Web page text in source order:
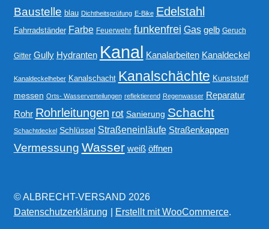
Baustelle blau Dichtheitsprüfung E-Bike Edelstahl
Fahrradständer Farbe Feuerwehr funkenfrei Gas gelb Geruch
Gitter Gully Hydranten Kanal Kanalarbeiten Kanaldeckel
Kanaldeckelheber Kanalschacht Kanalschächte Kunststoff
messen Orts- Wasserverteilungen reflektierend Regenwasser Reparatur
Rohr Rohrleitungen rot Sanierung Schacht
Schachtdeckel Schlüssel Straßeneinläufe Straßenkappen
Vermessung Wasser weiß öffnen
© ALBRECHT-VERSAND 2026
Datenschutzerklärung
Erstellt mit WooCommerce.